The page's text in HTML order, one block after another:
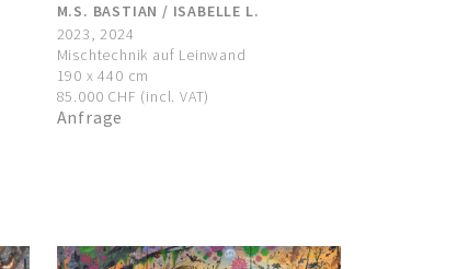
M.S. BASTIAN / ISABELLE L.
2023, 2024
Mischtechnik auf Leinwand
190 x 440 cm
85.000 CHF (incl. VAT)
Anfrage